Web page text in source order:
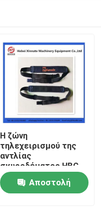
Η ζώνη
τηλεχειρισμού της
αντλίας
σκυροδέματος HBC
Putzmeister
Αποστολή